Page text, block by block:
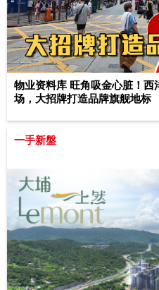
物业资料库 旺角吸金心脏！
场，大招牌打造品牌旗舰地标
一手新盤